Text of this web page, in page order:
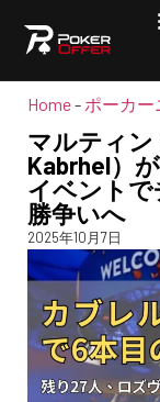
Home- ポーカー
マルティン
Kabrhel）
イベントで
勝争いへ
2025年10月7日